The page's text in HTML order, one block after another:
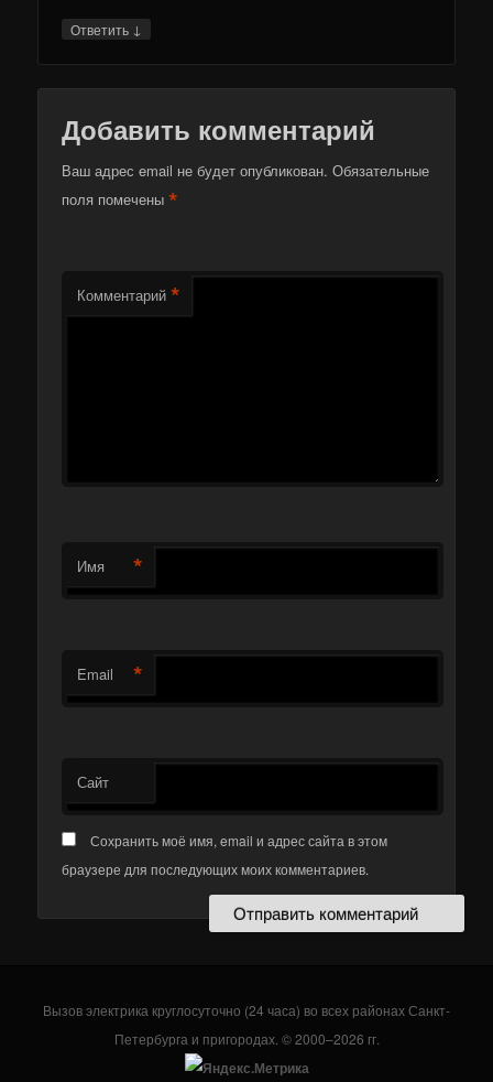
Ответить ↓
Добавить комментарий
Ваш адрес email не будет опубликован. Обязательные
поля помечены*
Комментарий *
Имя *
Email *
Сайт
Сохранить моё имя, email и адрес сайта в этом
браузере для последующих моих комментариев.
Вызов электрика круглосуточно (24 часа) во всех районах Санкт-
Петербурга и пригородах. © 2000–2026 гг.